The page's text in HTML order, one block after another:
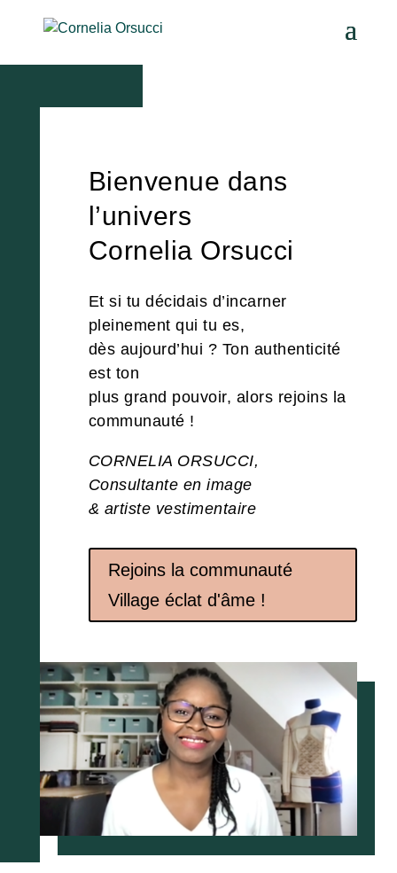
Bienvenue dans
l’univers
Cornelia Orsucci
Et si tu décidais d’incarner
pleinement qui tu es,
dès aujourd’hui ? Ton authenticité
est ton
plus grand pouvoir, alors rejoins la
communauté !
CORNELIA ORSUCCI,
Consultante en image
& artiste vestimentaire
Rejoins la communauté
Village éclat d'âme !